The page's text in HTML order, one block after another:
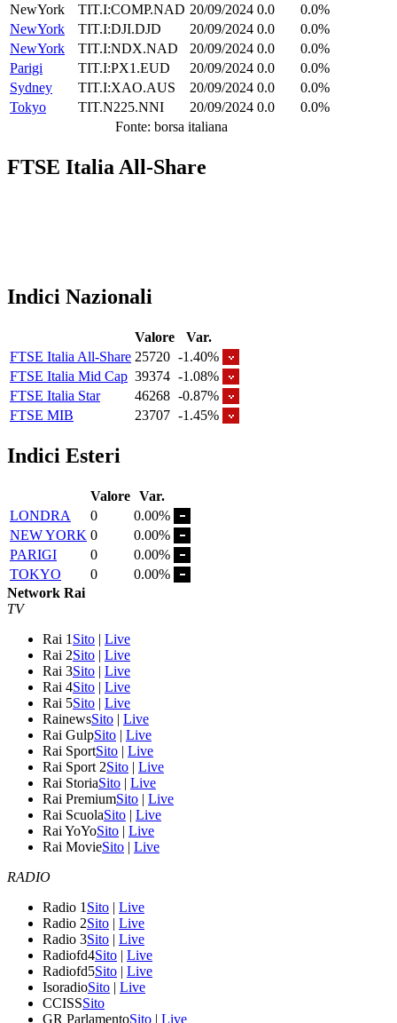
NewYork
TIT.I:COMP.NAD 20/09/2024 0.0
0.0%
NewYork
TIT.I:DJI.DJD 20/09/2024 0.0
0.0%
NewYork
TIT.I:NDX.NAD 20/09/2024 0.0
0.0%
Parigi
TIT.I:PX1.EUD 20/09/2024 0.0
0.0%
Sydney
TIT.I:XAO.AUS 20/09/2024 0.0
0.0%
Tokyo
TIT.N225.NNI 20/09/2024 0.0
0.0%
Fonte: borsa italiana
FTSE Italia All-Share
Indici Nazionali
Valore
Var.
FTSE Italia All-Share 25720 -1.40%
FTSE Italia Mid Cap 39374 -1.08%
FTSE Italia Star
46268 -0.87%
FTSE MIB
23707 -1.45%
Indici Esteri
Valore Var.
LONDRA
0
0.00%
NEW YORK 0
0.00%
PARIGI
0
0.00%
TOKYO
0
0.00%
Network Rai
TV
Rai 1 Sito | Live
Rai 2Sito | Live
Rai 3Sito | Live
Rai 4Sito | Live
Rai 5Sito | Live
RainewsSito | Live
Rai GulpSito | Live
Rai SportSito | Live
Rai Sport 2Sito | Live
Rai StoriaSito | Live
Rai PremiumSito | Live
Rai ScuolaSito | Live
Rai YoYoSito | Live
Rai MovieSito | Live
RADIO
Radio 1 Sito | Live
Radio 2Sito | Live
Radio 3Sito | Live
Radiofd4Sito | Live
Radiofd5Sito | Live
IsoradioSito | Live
CCISSSito
GR ParlamentoSito | Live